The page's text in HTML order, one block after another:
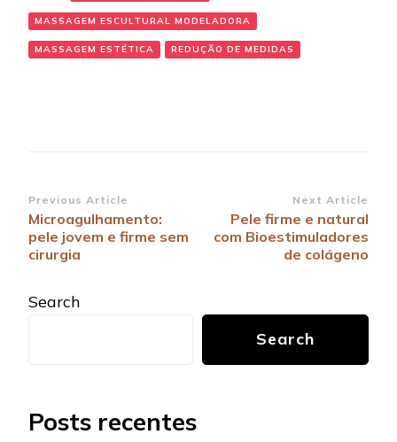
MASSAGEM ESCULTURAL MODELADORA
MASSAGEM ESTÉTICA REDUÇÃO DE MEDIDAS
Post
Navigation
Previous Article
Microagulhamento:
pele jovem e firme sem
cirurgia
Next Article
Pele firme e natural
com Bioestimuladores
de colágeno
Search
Search
Posts recentes